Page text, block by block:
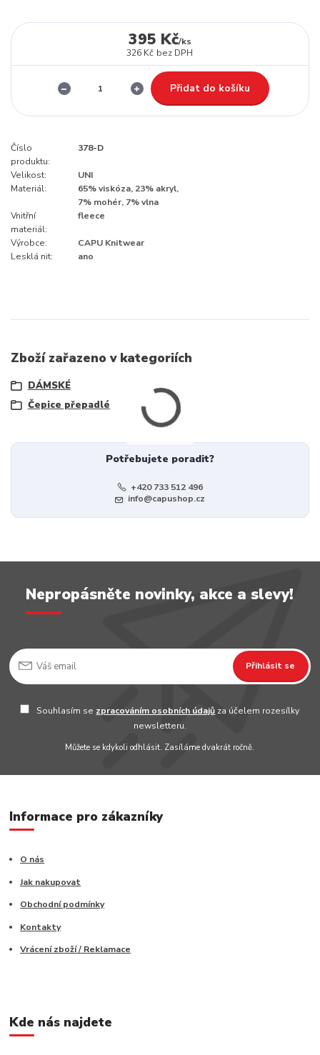
395 Kč/ks
326 Kč bez DPH
Přidat do košíku
Číslo
produktu:
378-D
Velikost:
UNI
Materiál:
65% viskóza, 23% akryl,
7% mohér, 7% vlna
Vnitřní
materiál:
fleece
Výrobce:
CAPU Knitwear
Lesklá nit:
ano
Zboží zařazeno v kategoriích
DÁMSKÉ
Čepice přepadlé
Potřebujete poradit?
+420 733 512 496
info@capushop.cz
Nepropásněte novinky, akce a slevy!
Přihlásit se
Souhlasím se zpracováním osobních údajů za účelem rozesílky
newsletteru.
Můžete se kdykoli odhlásit. Zasíláme dvakrát ročně.
Informace pro zákazníky
O nás
Jak nakupovat
Obchodní podmínky
Kontakty
Vrácení zboží / Reklamace
Kde nás najdete